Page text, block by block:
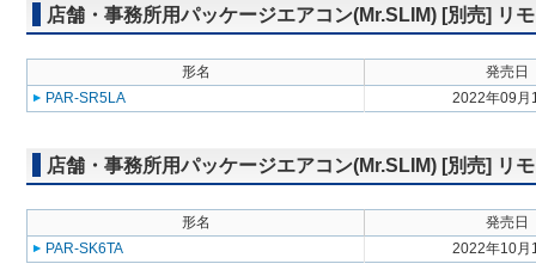
店舗・事務所用パッケージエアコン(Mr.SLIM) [別売] リ
形名
発売日
PAR-SR5LA
2022年09月
店舗・事務所用パッケージエアコン(Mr.SLIM) [別売] リ
形名
発売日
PAR-SK6TA
2022年10月